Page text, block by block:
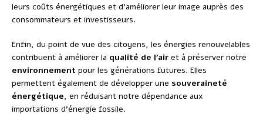
leurs coûts énergétiques et d’améliorer leur image auprès des
consommateurs et investisseurs.
Enfin, du point de vue des citoyens, les énergies renouvelables
contribuent à améliorer la qualité de l’air et à préserver notre
environnement pour les générations futures. Elles
permettent également de développer une souveraineté
énergétique, en réduisant notre dépendance aux
importations d’énergie fossile.